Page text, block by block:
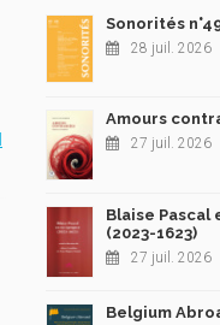
Sonorités
28 juil. 2026
Amours
27 juil. 2026
Blaise Pascal
(2023-1623)
27 juil. 2026
Belgium